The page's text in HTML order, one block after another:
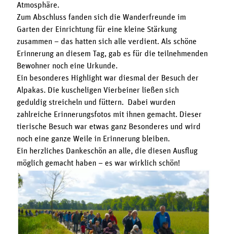
Atmosphäre.
Zum Abschluss fanden sich die Wanderfreunde im
Garten der Einrichtung für eine kleine Stärkung
zusammen – das hatten sich alle verdient. Als schöne
Erinnerung an diesem Tag, gab es für die teilnehmenden
Bewohner noch eine Urkunde.
Ein besonderes Highlight war diesmal der Besuch der
Alpakas. Die kuscheligen Vierbeiner ließen sich
geduldig streicheln und füttern. Dabei wurden
zahlreiche Erinnerungsfotos mit ihnen gemacht. Dieser
tierische Besuch war etwas ganz Besonderes und wird
noch eine ganze Weile in Erinnerung bleiben.
Ein herzliches Dankeschön an alle, die diesen Ausflug
möglich gemacht haben – es war wirklich schön!